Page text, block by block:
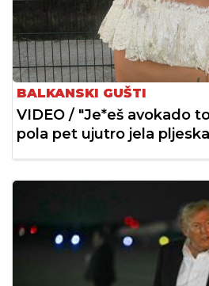
BALKANSKI GUŠTI
VIDEO / "Je*eš avokado
pola pet ujutro jela